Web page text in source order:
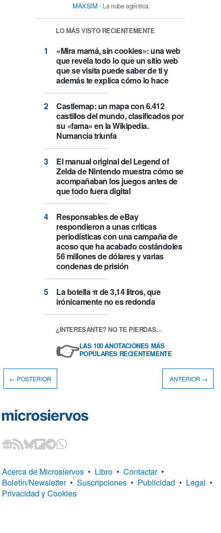
MAXSIM - La nube agéntica
LO MÁS VISTO RECIENTEMENTE
«Mira mamá, sin cookies»: una web
que revela todo lo que un sitio web
que se visita puede saber de ti y
además te explica cómo lo hace
Castlemap: un mapa con 6.412
castillos del mundo, clasificados por
su «fama» en la Wikipedia.
Numancia triunfa
El manual original del Legend of
Zelda de Nintendo muestra cómo se
acompañaban los juegos antes de
que todo fuera digital
Responsables de eBay
respondieron a unas críticas
periodísticas con una campaña de
acoso que ha acabado costándoles
56 millones de dólares y varias
condenas de prisión
La botella π de 3,14 litros, que
irónicamente no es redonda
¿INTERESANTE? NO TE PIERDAS…
👉LAS 100 ANOTACIONES MÁS
POPULARES RECIENTEMENTE
← POSTERIOR ANTERIOR →
Acerca de Microsiervos • Libro • Contactar •
Boletín/Newsletter • Suscripciones • Publicidad • Legal •
Privacidad y Cookies